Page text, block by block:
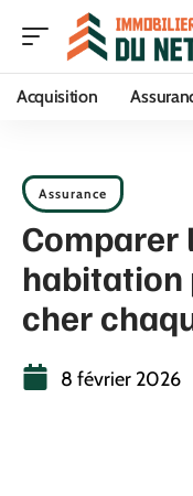
Acquisition
Assurance
Comparer
habitation
cher
8 février 2026